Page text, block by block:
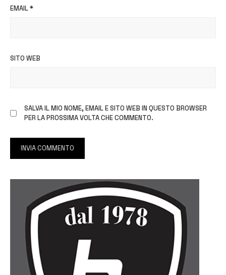
EMAIL*
SITO WEB
SALVA IL MIO NOME, EMAIL E SITO WEB IN QUESTO BROWSER
PER LA PROSSIMA VOLTA CHE COMMENTO.